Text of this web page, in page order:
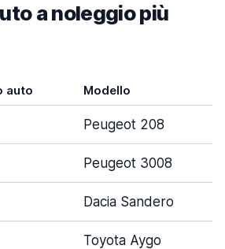
a noleggio più
auto Modello
Peugeot 208
Peugeot 3008
Dacia Sandero
Toyota Aygo